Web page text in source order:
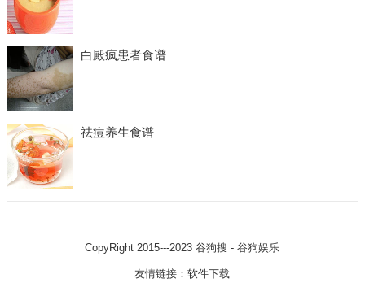
白殿疯患者食谱
祛痘养生食谱
CopyRight 2015---2023谷狗搜 - 谷狗娱乐
友情链接：软件下载